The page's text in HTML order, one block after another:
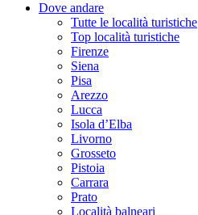
Dove andare
Tutte le località turistiche
Top località turistiche
Firenze
Siena
Pisa
Arezzo
Lucca
Isola d’Elba
Livorno
Grosseto
Pistoia
Carrara
Prato
Località balneari